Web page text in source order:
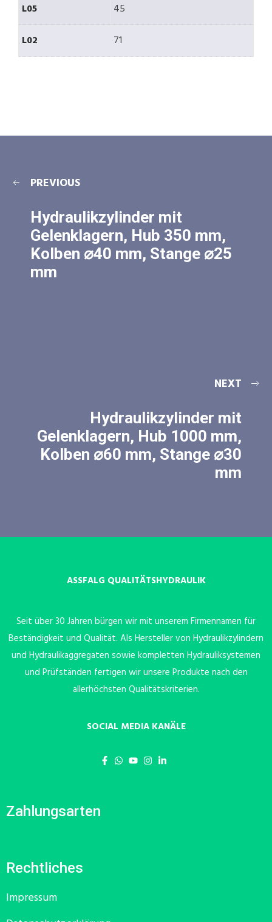
L05
45
L02
71
PREVIOUS
Hydraulikzylinder mit
Gelenklagern, Hub 350 mm,
Kolben ⌀40 mm, Stange ⌀25
mm
NEXT
Hydraulikzylinder mit
Gelenklagern, Hub 1000 mm,
Kolben ⌀60 mm, Stange ⌀30
mm
ASSFALG QUALITÄTSHYDRAULIK
Seit über 30 Jahren bürgen wir mit unserem Firmennamen für
Beständigkeit und Qualität. Als Hersteller von Hydraulikzylindern
und Hydraulikaggregaten sowie kompletten Hydrauliksystemen
und Prüfständen fertigen wir unsere Produkte nach den
allerhöchsten Qualitätskriterien.
SOCIAL MEDIA KANÄLE
Zahlungsarten
Rechtliches
Impressum